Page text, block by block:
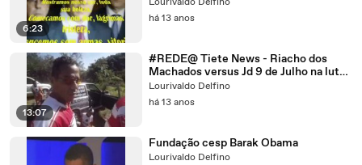
6:23
há 13 anos
13:07
#REDE@ Tiete News - Riacho dos
Machados versus Jd 9 de Julho na luta
contra as drogas
Lourivaldo Delfino
há 13 anos
Fundação cesp Barak Obama
Lourivaldo Delfino